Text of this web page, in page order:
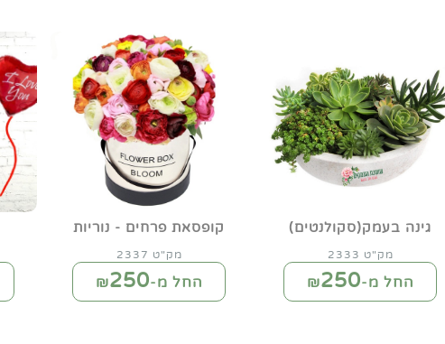
גינה בעמק(סקולנטים)
מק"ט 2333
החל מ-₪250
קופסאת פרחים - נוריות
מק"ט 2337
החל מ-₪250